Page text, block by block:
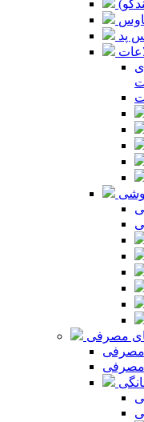
پد
مصرفی
مصرفی
مصرفی